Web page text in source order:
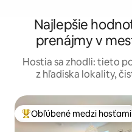
Najlepšie
prenájmy v
Hostia sa zhodli: tieto
z hľadiska lokality,
Najobľúbenejšie medzi
Obľúbené medzi hosťami